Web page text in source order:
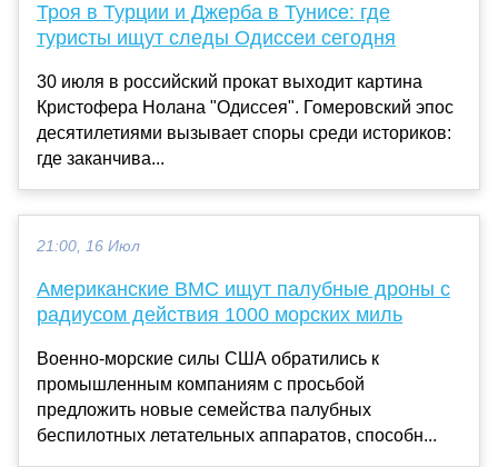
Троя в Турции и Джерба в Тунисе: где
туристы ищут следы Одиссеи сегодня
30 июля в российский прокат выходит картина
Кристофера Нолана "Одиссея". Гомеровский эпос
десятилетиями вызывает споры среди историков:
где заканчива...
21:00, 16 Июл
Американские ВМС ищут палубные дроны с
радиусом действия 1000 морских миль
Военно-морские силы США обратились к
промышленным компаниям с просьбой
предложить новые семейства палубных
беспилотных летательных аппаратов, способн...